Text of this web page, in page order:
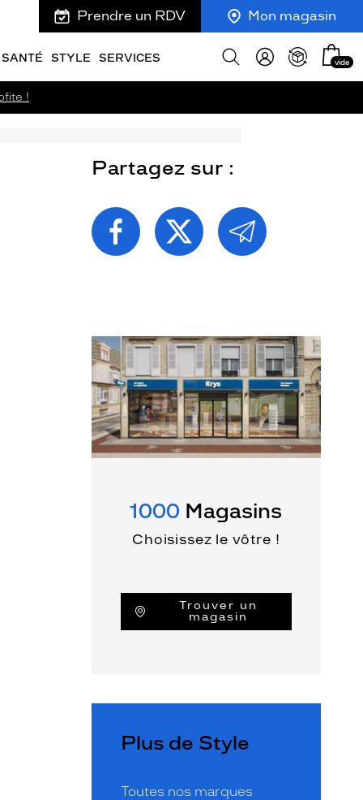
Prendre un RDV Mon magasin
SANTÉ STYLE SERVICES
Afficher
Mon
panier
vide
!
Partagez sur :
PARTAGEZ
CETTE
PAGE
SUR
FACEBOOK
PARTAGEZ
CETTE
PAGE
SUR
TWITTER
PARTAGEZ
CETTE
PAGE
PAR
E-
1000 Magasins
Choisissez le vôtre !
Trouver un
magasin
Plus de Style
Toutes nos marques